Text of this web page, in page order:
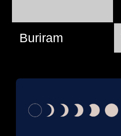
Buriram